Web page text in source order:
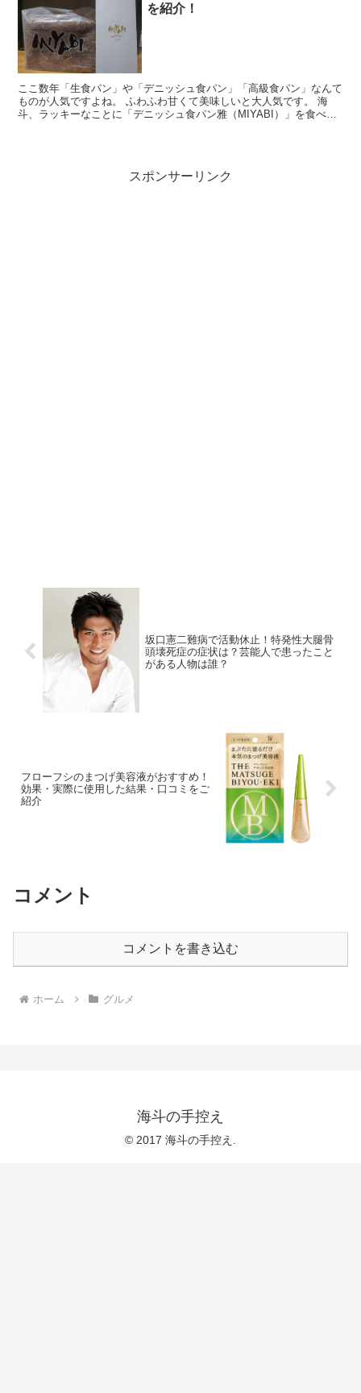
を紹介！
ここ数年「生食パン」や「デニッシュ食パン」「高級食パン」なんて
ものが人気ですよね。 ふわふわ甘くて美味しいと大人気です。 海
斗、ラッキーなことに「デニッシュ食パン雅（MIYABI）」を食べる
スポンサーリンク
坂口憲二難病で活動休止！特発性大腿骨
頭壊死症の症状は？芸能人で患ったこと
がある人物は誰？
フローフシのまつげ美容液がおすすめ！
効果・実際に使用した結果・口コミをご
紹介
コメント
コメントを書き込む
ホーム グルメ
海斗の手控え
© 2017 海斗の手控え.